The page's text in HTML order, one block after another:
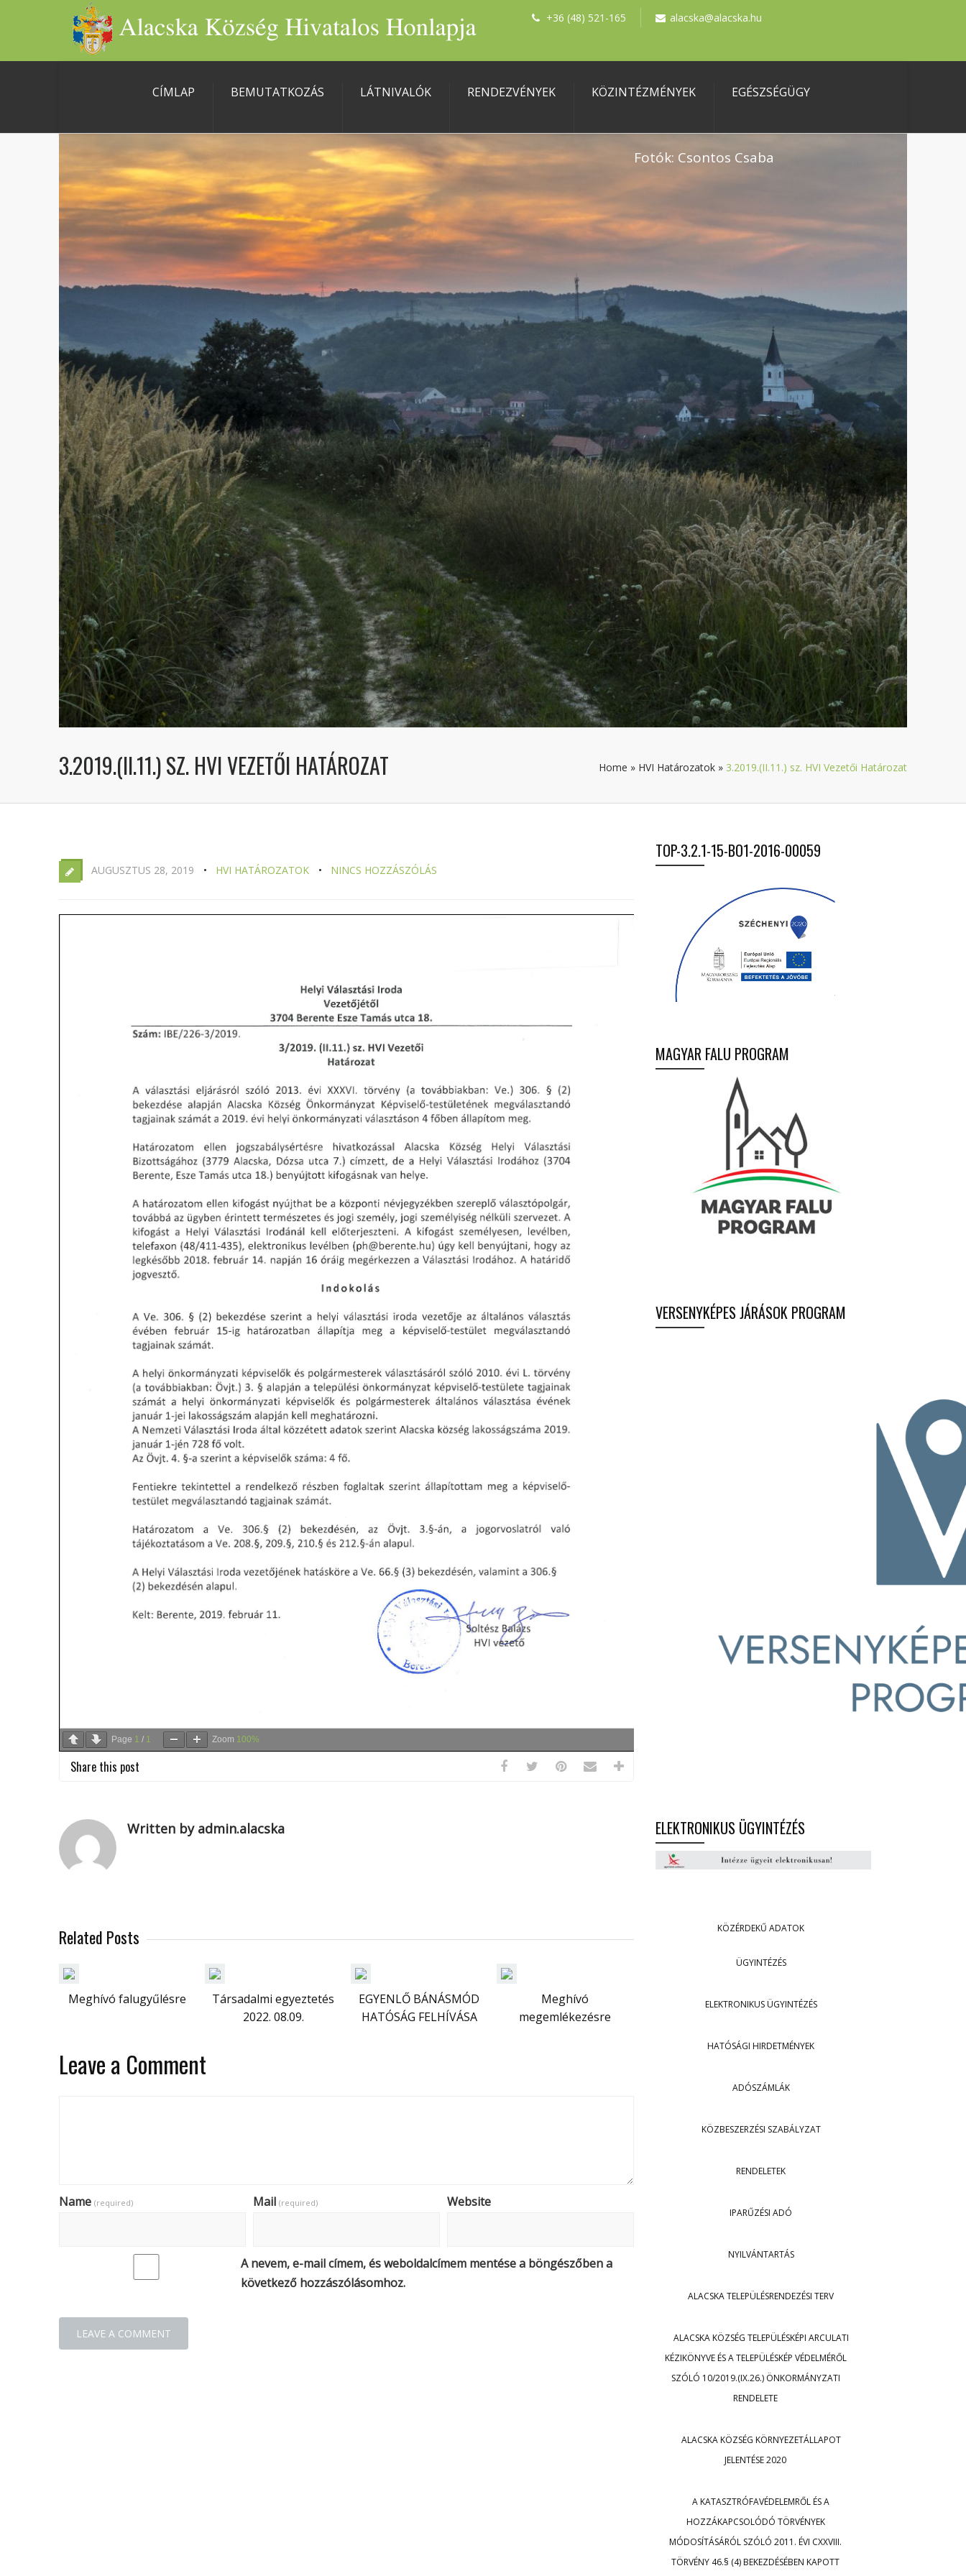
+36 (48) 521-165 alacska@alacska.hu
CÍMLAP BEMUTATKOZÁS LÁTNIVALÓK RENDEZVÉNYEK KÖZINTÉZMÉNYEK EGÉSZSÉGÜGY
Fotók: Csontos Csaba
3.2019.(II.11.) SZ. HVI VEZETŐI HATÁROZAT Home » HVI Határozatok » 3.2019.(II.11.) sz. HVI Vezetői Határozat
AUGUSZTUS 28, 2019 HVI HATÁROZATOK NINCS HOZZÁSZÓLÁS
Page 1 / 1 Zoom 100%
Share this post
Written by admin.alacska
Related Posts
Meghívó falugyűlésre
Társadalmi egyeztetés
2022. 08.09.
EGYENLŐ BÁNÁSMÓD
HATÓSÁG FELHÍVÁSA
Meghívó
megemlékezésre
Leave a Comment
Name (required) Mail (required) Website
A nevem, e-mail címem, és weboldalcímem mentése a böngészőben a
következő hozzászólásomhoz.
TOP-3.2.1-15-BO1-2016-00059
MAGYAR FALU PROGRAM
VERSENYKÉPES JÁRÁSOK PROGRAM
ELEKTRONIKUS ÜGYINTÉZÉS
KÖZÉRDEKŰ ADATOK
ÜGYINTÉZÉS
ELEKTRONIKUS ÜGYINTÉZÉS
HATÓSÁGI HIRDETMÉNYEK
ADÓSZÁMLÁK
KÖZBESZERZÉSI SZABÁLYZAT
RENDELETEK
IPARŰZÉSI ADÓ
NYILVÁNTARTÁS
ALACSKA TELEPÜLÉSRENDEZÉSI TERV
ALACSKA KÖZSÉG TELEPÜLÉSKÉPI ARCULATI
KÉZIKÖNYVE ÉS A TELEPÜLÉSKÉP VÉDELMÉRŐL
SZÓLÓ 10/2019.(IX.26.) ÖNKORMÁNYZATI
RENDELETE
ALACSKA KÖZSÉG KÖRNYEZETÁLLAPOT
JELENTÉSE 2020
A KATASZTRÓFAVÉDELEMRŐL ÉS A
HOZZÁKAPCSOLÓDÓ TÖRVÉNYEK
MÓDOSÍTÁSÁRÓL SZÓLÓ 2011. ÉVI CXXVIII.
TÖRVÉNY 46.§ (4) BEKEZDÉSÉBEN KAPOTT